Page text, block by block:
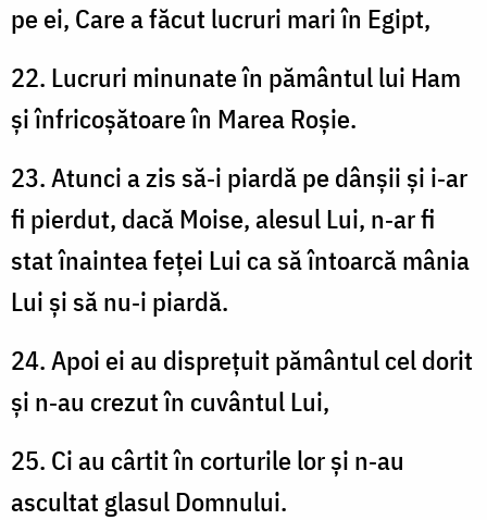
pe ei, Care a făcut lucruri mari în Egipt,
22. Lucruri minunate în pământul lui Ham
și înfricoșătoare în Marea Roșie.
23. Atunci a zis să‑i piardă pe dânșii și i‑ar
fi pierdut, dacă Moise, alesul Lui, n‑ar fi
stat înaintea feței Lui ca să întoarcă mânia
Lui și să nu‑i piardă.
24. Apoi ei au disprețuit pământul cel dorit
și n‑au crezut în cuvântul Lui,
25. Ci au cârtit în corturile lor și n‑au
ascultat glasul Domnului.